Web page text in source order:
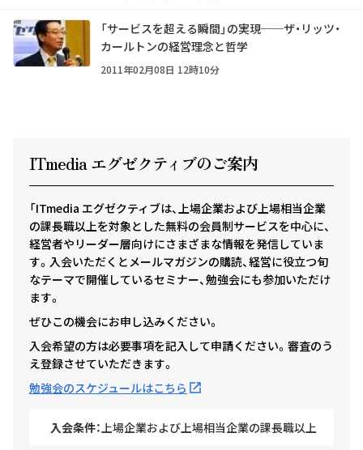
「サービスを超える瞬間」の実現──ザ・リッツ・
カールトンの経営理念と哲学
2011年02月08日 12時10分
ITmedia エグゼクティ ブのご案内
「ITmedia エグゼクティブは、上場企業および上場相当企業
の課長職以上を対象とした無料の会員制サービスを中心に、
経営者やリーダー層向けにさまざまな情報を発信していま
す。入会いただくとメールマガジンの購読、経営に役立つ旬
なテーマで開催しているセミナー、勉強会にも参加いただけ
ます。
ぜひこの機会にお申し込みください。
入会希望の方は必要事項を記入して申請ください。審査のう
え登録させていただきます。
勉強会のスケジュールはこちら
入会条件： 上場企業および上場相当企業の課長職以上